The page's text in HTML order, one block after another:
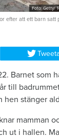
Foto: Getty/
efter att ett barn satt
Barnet som
till
hen stänger
mamman
ut i hallen.